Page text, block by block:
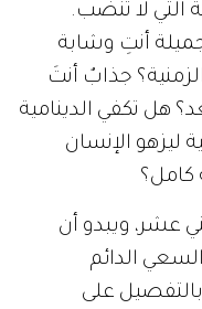
التي لا تنضب.
و19 أبريل؟ جميلة أنتِ وشابة
جذابٌ أنتَ
هل تكفي الدينامية
ليزهو الإنسان
كامل؟
عشر، ويبدو أن
الدائم
على